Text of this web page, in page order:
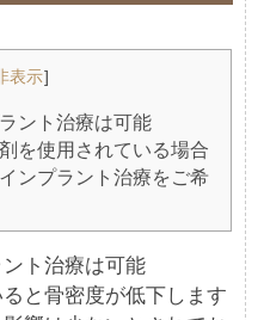
表示]
ント治療は可能
を使用されている場合
ンプラント治療をご希
ト治療は可能
と骨密度が低下します